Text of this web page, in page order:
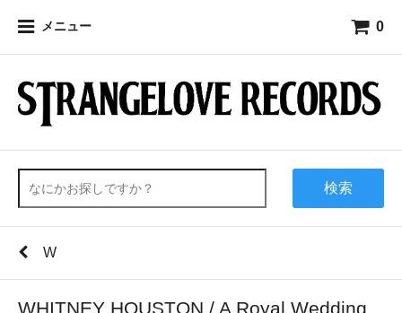
メニュー 0
検索
W
WHITNEY HOUSTON / A Royal Wedding